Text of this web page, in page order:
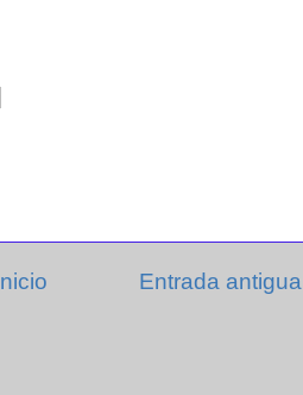
Entrada antigua